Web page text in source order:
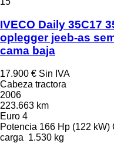
IVECO Daily 35C17
oplegger jeeb-as
cama baja
17.900 € Sin IVA
Cabeza tractora
2006
223.663 km
Euro 4
Potencia 166 Hp (122 kW)
carga 1.530 kg